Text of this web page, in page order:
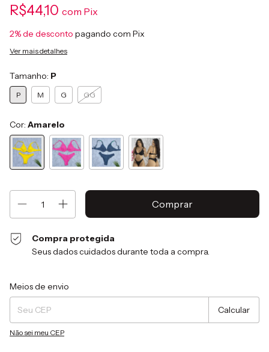
R$44,10 com Pix
2% de desconto pagando com Pix
Ver mais detalhes
Tamanho: P
P M G GG
Cor: Amarelo
Compra protegida
Seus dados cuidados durante toda a compra.
Entregas para o CEP:
Meios de envio
Calcular
Não sei meu CEP